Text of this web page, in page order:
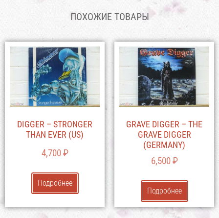
ПОХОЖИЕ ТОВАРЫ
DIGGER – STRONGER
THAN EVER (US)
4,700₽
Подробнее
GRAVE DIGGER – THE
GRAVE DIGGER
(GERMANY)
6,500₽
Подробнее